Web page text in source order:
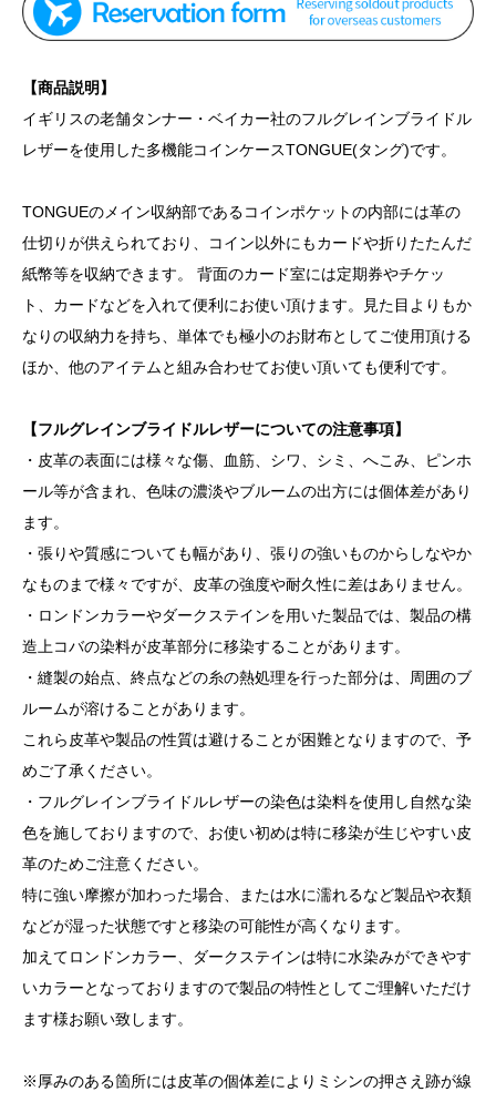
【商品説明】
イギリスの老舗タンナー・ベイカー社のフルグレインブライドル
レザーを使用した多機能コインケースTONGUE(タング)です。
TONGUEのメイン収納部であるコインポケットの内部には革の
仕切りが供えられており、コイン以外にもカードや折りたたんだ
紙幣等を収納できます。 背面のカード室には定期券やチケッ
ト、カードなどを入れて便利にお使い頂けます。見た目よりもか
なりの収納力を持ち、単体でも極小のお財布としてご使用頂ける
ほか、他のアイテムと組み合わせてお使い頂いても便利です。
【フルグレインブライドルレザーについての注意事項】
・皮革の表面には様々な傷、血筋、シワ、シミ、へこみ、ピンホ
ール等が含まれ、色味の濃淡やブルームの出方には個体差があり
ます。
・張りや質感についても幅があり、張りの強いものからしなやか
なものまで様々ですが、皮革の強度や耐久性に差はありません。
・ロンドンカラーやダークステインを用いた製品では、製品の構
造上コバの染料が皮革部分に移染することがあります。
・縫製の始点、終点などの糸の熱処理を行った部分は、周囲のブ
ルームが溶けることがあります。
これら皮革や製品の性質は避けることが困難となりますので、予
めご了承ください。
・フルグレインブライドルレザーの染色は染料を使用し自然な染
色を施しておりますので、お使い初めは特に移染が生じやすい皮
革のためご注意ください。
特に強い摩擦が加わった場合、または水に濡れるなど製品や衣類
などが湿った状態ですと移染の可能性が高くなります。
加えてロンドンカラー、ダークステインは特に水染みができやす
いカラーとなっておりますので製品の特性としてご理解いただけ
ます様お願い致します。
※厚みのある箇所には皮革の個体差によりミシンの押さえ跡が線